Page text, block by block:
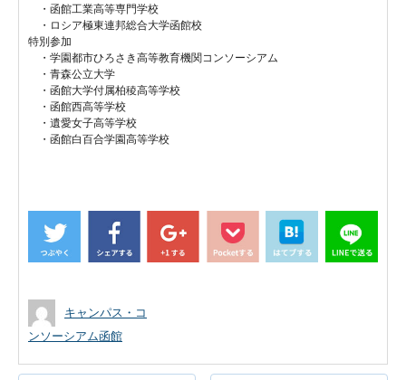
・函館工業高等専門学校
・ロシア極東連邦総合大学函館校
特別参加
・学園都市ひろさき高等教育機関コンソーシアム
・青森公立大学
・函館大学付属柏稜高等学校
・函館西高等学校
・遺愛女子高等学校
・函館白百合学園高等学校
キャンパス・コ
ンソーシアム函館